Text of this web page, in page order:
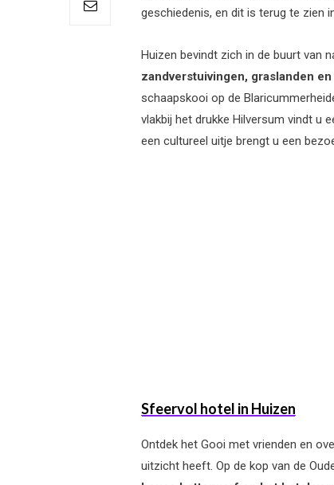
geschiedenis, en dit is terug te zien
Huizen bevindt zich in de buurt van
zandverstuivingen, graslanden
schaapskooi op de
vlakbij het drukke Hilversum vindt u
een cultureel uitje brengt u een
Sfeervol hotel in Huizen
Ontdek het Gooi met vrienden en
uitzicht heeft. Op de kop van de